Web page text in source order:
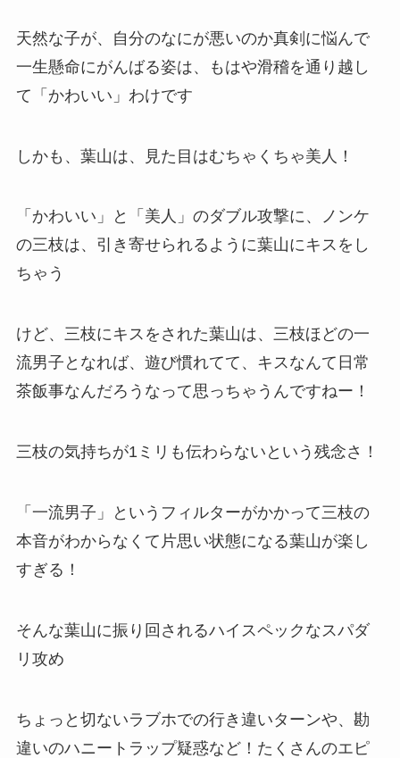
天然な子が、自分のなにが悪いのか真剣に悩んで
一生懸命にがんばる姿は、もはや滑稽を通り越し
て「かわいい」わけです
しかも、葉山は、見た目はむちゃくちゃ美人！
「かわいい」と「美人」のダブル攻撃に、ノンケ
の三枝は、引き寄せられるように葉山にキスをし
ちゃう
けど、三枝にキスをされた葉山は、三枝ほどの一
流男子となれば、遊び慣れてて、キスなんて日常
茶飯事なんだろうなって思っちゃうんですねー！
三枝の気持ちが1ミリも伝わらないという残念さ！
「一流男子」というフィルターがかかって三枝の
本音がわからなくて片思い状態になる葉山が楽し
すぎる！
そんな葉山に振り回されるハイスペックなスパダ
リ攻め
ちょっと切ないラブホでの行き違いターンや、勘
違いのハニートラップ疑惑など！たくさんのエピ